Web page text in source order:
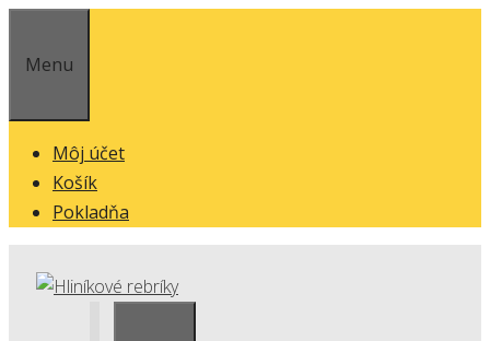
Menu
Môj účet
Košík
Pokladňa